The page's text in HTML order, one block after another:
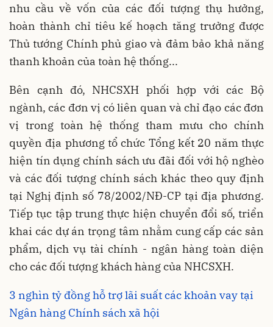
nhu cầu về vốn của các đối tượng thụ hưởng,
hoàn thành chỉ tiêu kế hoạch tăng trưởng được
Thủ tướng Chính phủ giao và đảm bảo khả năng
thanh khoản của toàn hệ thống...
Bên cạnh đó, NHCSXH phối hợp với các Bộ
ngành, các đơn vị có liên quan và chỉ đạo các đơn
vị trong toàn hệ thống tham mưu cho chính
quyền địa phương tổ chức Tổng kết 20 năm thực
hiện tín dụng chính sách ưu đãi đối với hộ nghèo
và các đối tượng chính sách khác theo quy định
tại Nghị định số 78/2002/NĐ-CP tại địa phương.
Tiếp tục tập trung thực hiện chuyển đổi số, triển
khai các dự án trọng tâm nhằm cung cấp các sản
phẩm, dịch vụ tài chính - ngân hàng toàn diện
cho các đối tượng khách hàng của NHCSXH.
3 nghìn tỷ đồng hỗ trợ lãi suất các khoản vay tại
Ngân hàng Chính sách xã hội